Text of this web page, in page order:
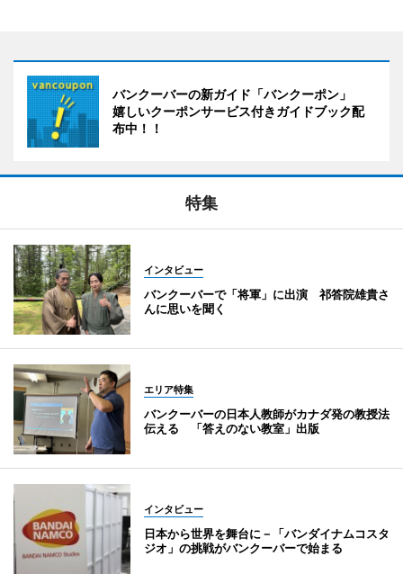
バンクーバーの新ガイド「バンクーポン」
嬉しいクーポンサービス付きガイドブック配
布中！！
特集
インタビュー
バンクーバーで「将軍」に出演 祁答院雄貴さ
んに思いを聞く
エリア特集
バンクーバーの日本人教師がカナダ発の教授法
伝える 「答えのない教室」出版
インタビュー
日本から世界を舞台に－「バンダイナムコスタ
ジオ」の挑戦がバンクーバーで始まる